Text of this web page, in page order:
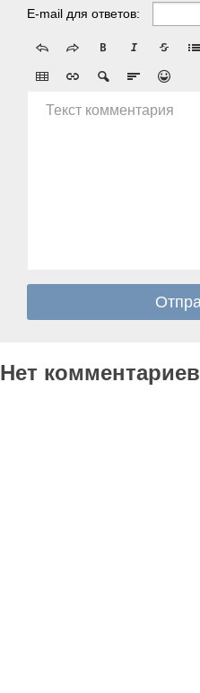
E-mail для ответов:
Текст комментария
Нет комментариев